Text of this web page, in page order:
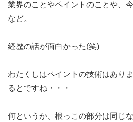
業界のことやペイントのことや、
など。
経歴の話が面白かった(笑)
わたくしはペイントの技術はあり
るとですね・・・
何というか、根っこの部分は同じな